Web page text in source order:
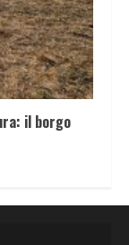
il borgo